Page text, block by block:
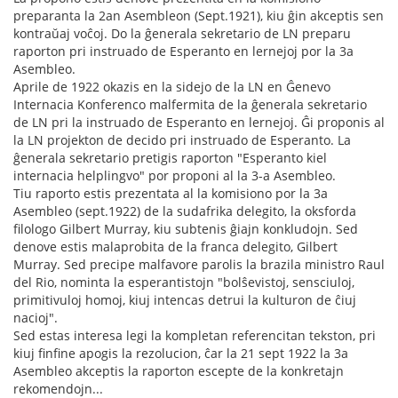
preparanta la 2an Asembleon (Sept.1921), kiu ĝin akceptis sen
kontraŭaj voĉoj. Do la ĝenerala sekretario de LN preparu
raporton pri instruado de Esperanto en lernejoj por la 3a
Asembleo.
Aprile de 1922 okazis en la sidejo de la LN en Ĝenevo
Internacia Konferenco malfermita de la ĝenerala sekretario
de LN pri la instruado de Esperanto en lernejoj. Ĝi proponis al
la LN projekton de decido pri instruado de Esperanto. La
ĝenerala sekretario pretigis raporton "Esperanto kiel
internacia helplingvo" por proponi al la 3-a Asembleo.
Tiu raporto estis prezentata al la komisiono por la 3a
Asembleo (sept.1922) de la sudafrika delegito, la oksforda
filologo Gilbert Murray, kiu subtenis ĝiajn konkludojn. Sed
denove estis malaprobita de la franca delegito, Gilbert
Murray. Sed precipe malfavore parolis la brazila ministro Raul
del Rio, nominta la esperantistojn "bolŝevistoj, sensciuloj,
primitivuloj homoj, kiuj intencas detrui la kulturon de ĉiuj
nacioj".
Sed estas interesa legi la kompletan referencitan tekston, pri
kiuj finfine apogis la rezolucion, ĉar la 21 sept 1922 la 3a
Asembleo akceptis la raporton escepte de la konkretajn
rekomendojn...